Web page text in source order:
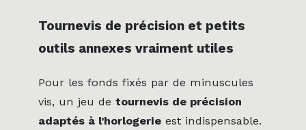
Tournevis de précision et petits
outils annexes vraiment utiles
Pour les fonds fixés par de minuscules
vis, un jeu de tournevis de précision
adaptés à l’horlogerie est indispensable.